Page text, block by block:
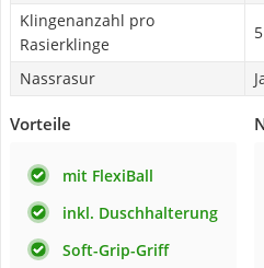
Klingenanzahl pro
Rasierklinge
Nassrasur
Vorteile
mit FlexiBall
inkl. Duschhalterung
Soft-Grip-Griff